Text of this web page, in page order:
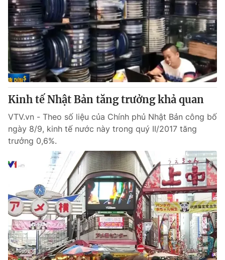
Kinh tế Nhật Bản tăng trưởng khả quan
VTV.vn - Theo số liệu của Chính phủ Nhật Bản công bố
ngày 8/9, kinh tế nước này trong quý II/2017 tăng
trưởng 0,6%.